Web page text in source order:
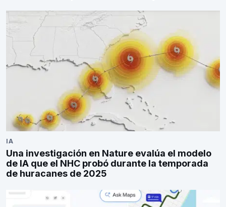
IA
Una investigación en Nature evalúa el modelo
de IA que el NHC probó durante la temporada
de huracanes de 2025